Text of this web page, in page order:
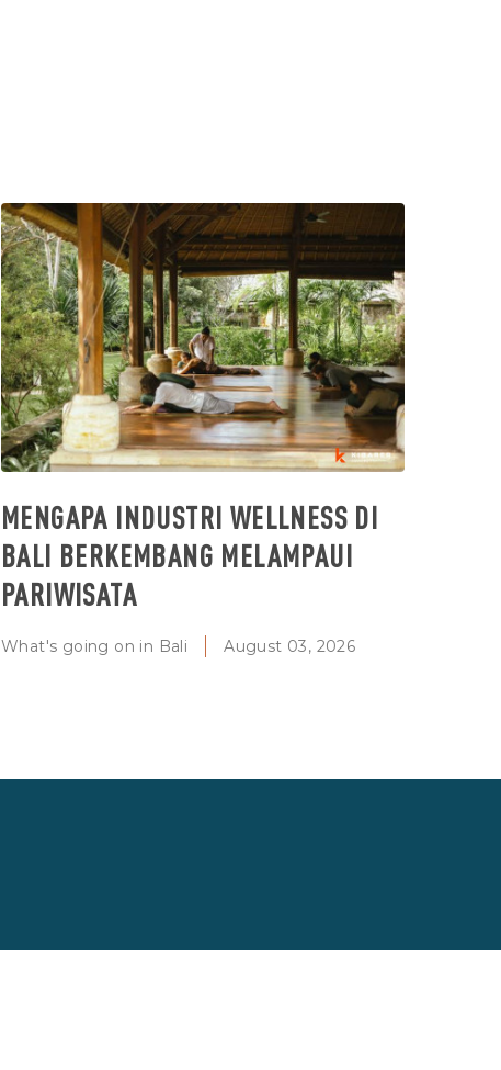
MENGAPA INDUSTRI WELLNESS DI
BALI BERKEMBANG MELAMPAUI
PARIWISATA
What's going on in Bali August 03, 2026